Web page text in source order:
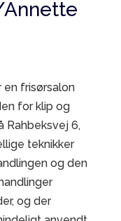
frisørsalon
for klip og
Rahbeksvej 6,
teknikker
og den
og der